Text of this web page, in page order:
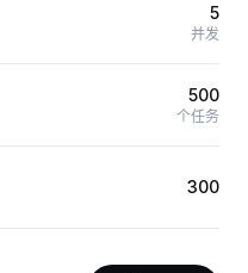
5
并发
500
个任务
300